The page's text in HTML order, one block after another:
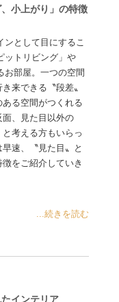
、小上がり」の特徴
ンとして目にするこ
ットリビング」や
お部屋。一つの空間
来できる〝段差〟
る空間がつくれる
、見た目以外の
と考える方もいらっ
速、〝見た目〟と
をご紹介していき
...続きを読む
インテリア